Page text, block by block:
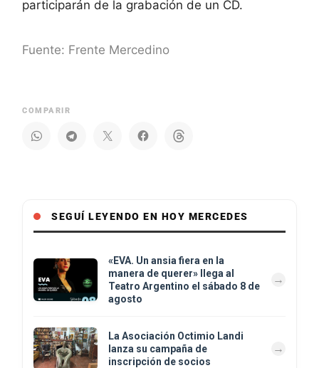
participarán de la grabación de un CD.
Fuente: Frente Mercedino
COMPARIR
SEGUÍ LEYENDO EN HOY MERCEDES
«EVA. Un ansia fiera en la
manera de querer» llega al
Teatro Argentino el sábado 8 de
agosto
La Asociación Octimio Landi
lanza su campaña de
inscripción de socios